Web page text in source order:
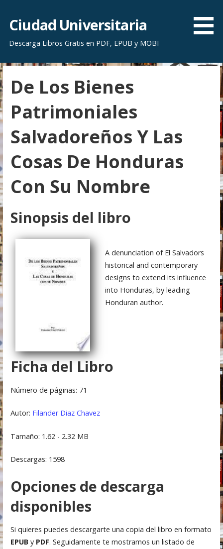
r
a
l
c
o
n
e
n
i
d
o
Ciudad Universitaria
Descarga Libros Gratis en PDF, EPUB y MOBI
De Los Bienes
Patrimoniales
Salvadoreños Y Las
Cosas De Honduras
Con Su Nombre
Sinopsis del libro
A denunciation of El Salvadors
historical and contemporary
designs to extend its influence
into Honduras, by leading
Honduran author.
Ficha del Libro
Número de páginas: 71
Autor: Filander Diaz Chavez
Tamaño: 1.62 - 2.32 MB
Descargas: 1598
Opciones de descarga
disponibles
Si quieres puedes descargarte una copia del libro en formato
EPUBy PDF. Seguidamente te mostramos un listado de